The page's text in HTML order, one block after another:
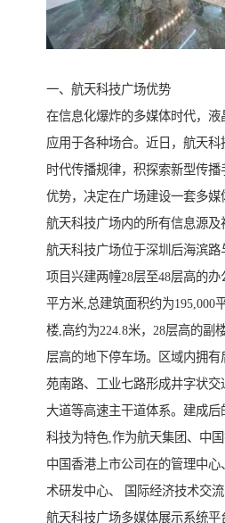
一、航天科技广场优势
在信息化爆炸的多媒体时代，
应用于各种场合。近日，航天
时代传播规律，积探索新型传
优势，决定在广场建设一套多
航天科技广场内的所有信息源及
航天科技广场位于深圳后海滨
项目兴建两幢28层至48层高的办
平方米,总建筑面积约为195,000
楼,高约为224.8米，28层高的副
层高的地下停车场。区域内拥
苑南路、工业七路形成井字状
大道等高速主干道体系。建成
科技为特色,作为航天集团、中
中国香港上市公司在的管理中
术研发中心、 国际经济技术交流
航天科技广场多媒体展示系统